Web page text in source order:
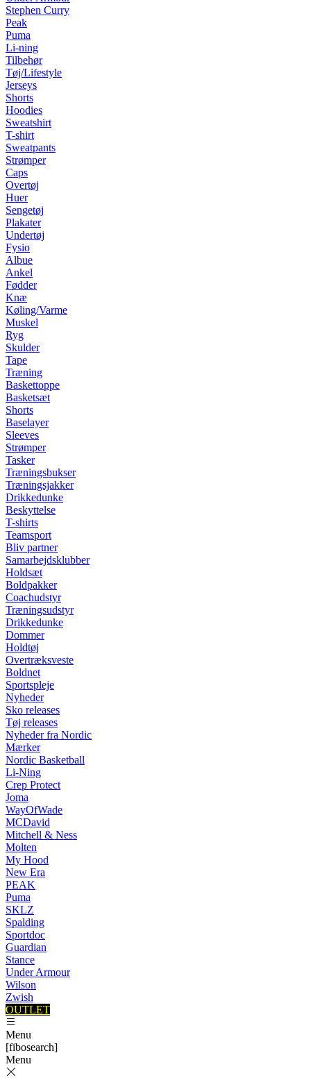
Stephen Curry
Peak
Puma
Li-ning
Tilbehør
Tøj/Lifestyle
Jerseys
Shorts
Hoodies
Sweatshirt
T-shirt
Sweatpants
Strømper
Caps
Overtøj
Huer
Sengetøj
Plakater
Undertøj
Fysio
Albue
Ankel
Fødder
Knæ
Køling/Varme
Muskel
Ryg
Skulder
Tape
Træning
Baskettoppe
Basketsæt
Shorts
Baselayer
Sleeves
Strømper
Tasker
Træningsbukser
Træningsjakker
Drikkedunke
Beskyttelse
T-shirts
Teamsport
Bliv partner
Samarbejdsklubber
Holdsæt
Boldpakker
Coachudstyr
Træningsudstyr
Drikkedunke
Dommer
Holdtøj
Overtræksveste
Boldnet
Sportspleje
Nyheder
Sko releases
Tøj releases
Nyheder fra Nordic
Mærker
Nordic Basketball
Li-Ning
Crep Protect
Joma
WayOfWade
MCDavid
Mitchell & Ness
Molten
My Hood
New Era
PEAK
Puma
SKLZ
Spalding
Sportdoc
Guardian
Stance
Under Armour
Wilson
Zwish
OUTLET
Menu
[fibosearch]
Menu